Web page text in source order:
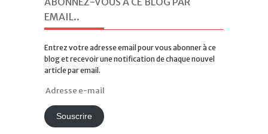
EMAIL..
Entrez votre adresse email pour vous abonner à ce
blog et recevoir une notification de chaque nouvel
article par email.
Adresse
mailSouscrire